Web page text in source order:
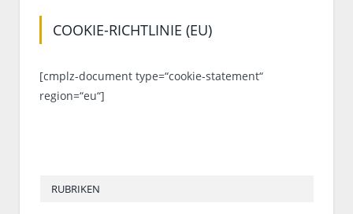
COOKIE-RICHTLINIE (EU)
[cmplz-document type=“cookie-statement“
region=“eu“]
RUBRIKEN